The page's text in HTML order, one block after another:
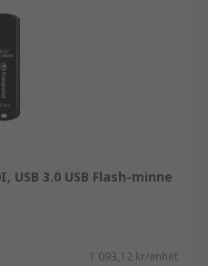
USB 3.0 USB Flash-minne
1 093,12 kr/enhet